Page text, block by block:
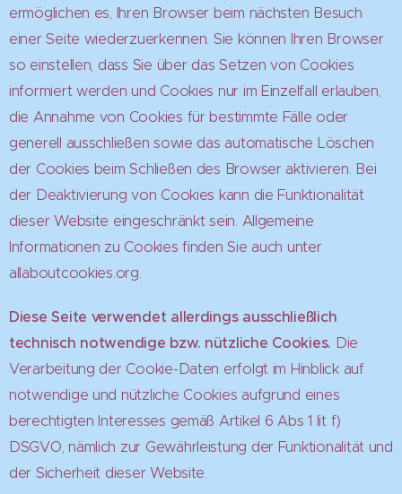
ermöglichen es, Ihren Browser beim nächsten Besuch
einer Seite wiederzuerkennen. Sie können Ihren Browser
so einstellen, dass Sie über das Setzen von Cookies
informiert werden und Cookies nur im Einzelfall erlauben,
die Annahme von Cookies für bestimmte Fälle oder
generell ausschließen sowie das automatische Löschen
der Cookies beim Schließen des Browser aktivieren. Bei
der Deaktivierung von Cookies kann die Funktionalität
dieser Website eingeschränkt sein. Allgemeine
Informationen zu Cookies finden Sie auch unter
allaboutcookies.org.
Diese Seite verwendet allerdings ausschließlich
technisch notwendige bzw. nützliche Cookies. Die
Verarbeitung der Cookie-Daten erfolgt im Hinblick auf
notwendige und nützliche Cookies aufgrund eines
berechtigten Interesses gemäß Artikel 6 Abs 1 lit f)
DSGVO, nämlich zur Gewährleistung der Funktionalität und
der Sicherheit dieser Website.